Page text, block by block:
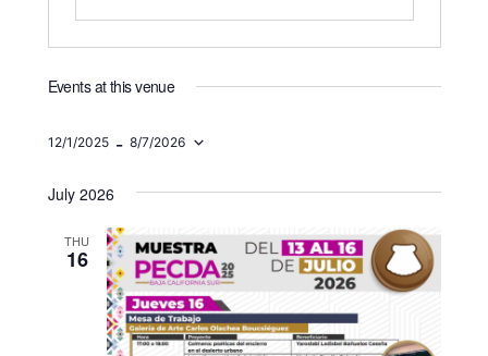
Events at this venue
12/1/2025 - 8/7/2026
date.
July 2026
THU
16